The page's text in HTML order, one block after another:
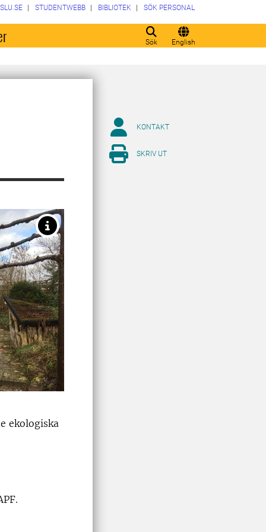
Sök English
SLU.SE STUDENTWEBB BIBLIOTEK SÖK PERSONAL
ekologiska
KONTAKT
SKRIV UT